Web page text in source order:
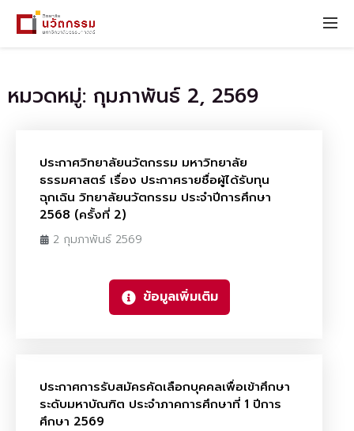
หมวดหมู่: กุมภาพันธ์ 2, 2569
ประกาศวิทยาลัยนวัตกรรม มหาวิทยาลัย
ธรรมศาสตร์ เรื่อง ประกาศรายชื่อผู้ได้รับทุน
ฉุกเฉิน วิทยาลัยนวัตกรรม ประจำปีการศึกษา
2568 (ครั้งที่ 2)
2 กุมภาพันธ์ 2569
ข้อมูลเพิ่มเติม
ประกาศการรับสมัครคัดเลือกบุคคลเพื่อเข้าศึกษา
ระดับมหาบัณฑิต ประจำภาคการศึกษาที่ 1 ปีการ
ศึกษา 2569